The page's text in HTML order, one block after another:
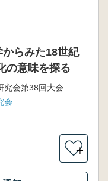
らみた18世紀
意味を探る
究会第38回大会
会
＋